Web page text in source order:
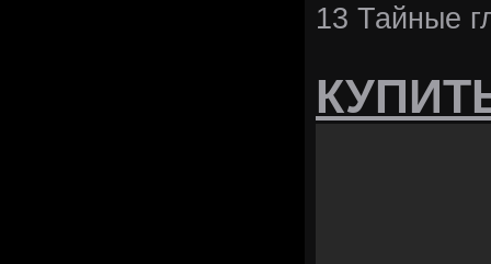
13 Тайные